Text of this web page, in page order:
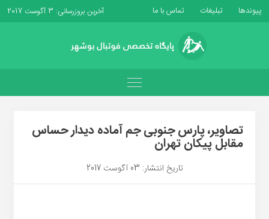
پیوندها تبلیغات تماس با ما آخرین بروزرسانی: 3 آگوست 2017
تصاویر، پارس جنوبی جم آماده دیدار حساس
مقابل پیکان تهران
تاریخ انتشار: 03 آگوست 2017